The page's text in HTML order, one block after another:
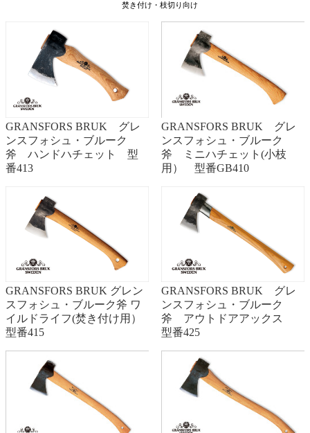
焚き付け・枝切り向け
GRANSFORS BRUK グレ
ンスフォシュ・ブルーク
斧 ハンドハチェット 型
番413
GRANSFORS BRUK グレ
ンスフォシュ・ブルーク
斧 ミニハチェット(小枝
用） 型番GB410
GRANSFORS BRUK グレン
スフォシュ・ブルーク斧 ワ
イルドライフ(焚き付け用）
型番415
GRANSFORS BRUK グレ
ンスフォシュ・ブルーク
斧 アウトドアアックス
型番425